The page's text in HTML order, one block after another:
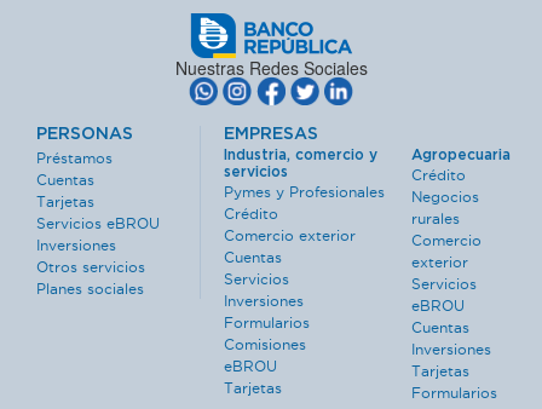
Nuestras Redes Sociales
PERSONAS
Préstamos
Cuentas
Tarjetas
Servicios eBROU
Inversiones
Otros servicios
Planes sociales
EMPRESAS
Industria, comercio y
servicios
Pymes y Profesionales
Crédito
Comercio exterior
Cuentas
Servicios
Inversiones
Formularios
Comisiones
eBROU
Tarjetas
Agropecuaria
Crédito
Negocios
rurales
Comercio
exterior
Servicios
eBROU
Cuentas
Inversiones
Tarjetas
Formularios